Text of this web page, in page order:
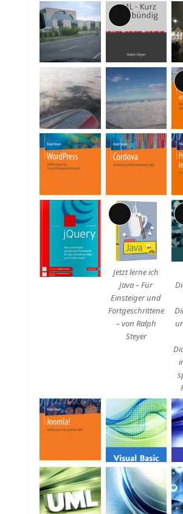
Lange
Beschreibung
Lange
Beschreibung
Jetzt lerne ich
Java – Für
Einsteiger und
Fortgeschrittene
– von Ralph
Steyer